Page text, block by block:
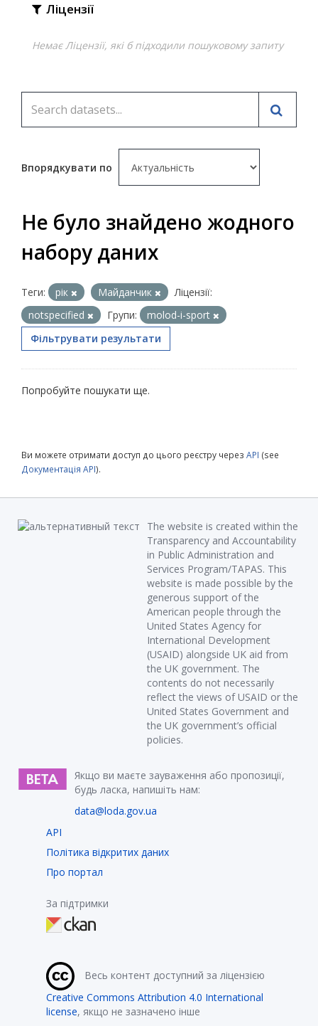
Ліцензії
Немає Ліцензії, які б підходили пошуковому запиту
Впорядкувати по
Не було знайдено жодного
набору даних
Теги: рік Майданчик
Ліцензії:
notspecified
Групи:
molod-i-sport
Фільтрувати результати
Попробуйте пошукати ще.
Ви можете отримати доступ до цього реєстру через API (see
Документація API).
The website is created within the
Transparency and Accountability
in Public Administration and
Services Program/TAPAS. This
website is made possible by the
generous support of the
American people through the
United States Agency for
International Development
(USAID) alongside UK aid from
the UK government. The
contents do not necessarily
reflect the views of USAID or the
United States Government and
the UK government’s official
policies.
Якщо ви маєте зауваження або пропозиції,
будь ласка, напишіть нам:
data@loda.gov.ua
API
Політика відкритих даних
Про портал
За підтримки
Весь контент доступний за ліцензією
Creative Commons Attribution 4.0 International
license, якщо не зазначено інше